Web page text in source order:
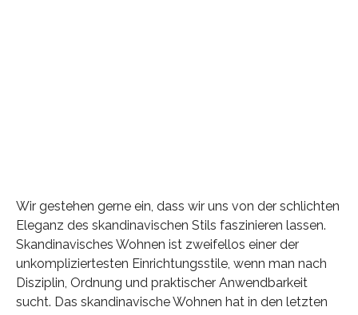
Wir gestehen gerne ein, dass wir uns von der schlichten
Eleganz des skandinavischen Stils faszinieren lassen.
Skandinavisches Wohnen ist zweifellos einer der
unkompliziertesten Einrichtungsstile, wenn man nach
Disziplin, Ordnung und praktischer Anwendbarkeit
sucht. Das skandinavische Wohnen hat in den letzten